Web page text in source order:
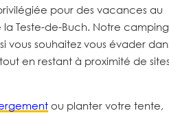
pour des vacances au
Teste-de-Buch. Notre camping
vous souhaitez vous évader
en restant à proximité de
ou planter votre tente,